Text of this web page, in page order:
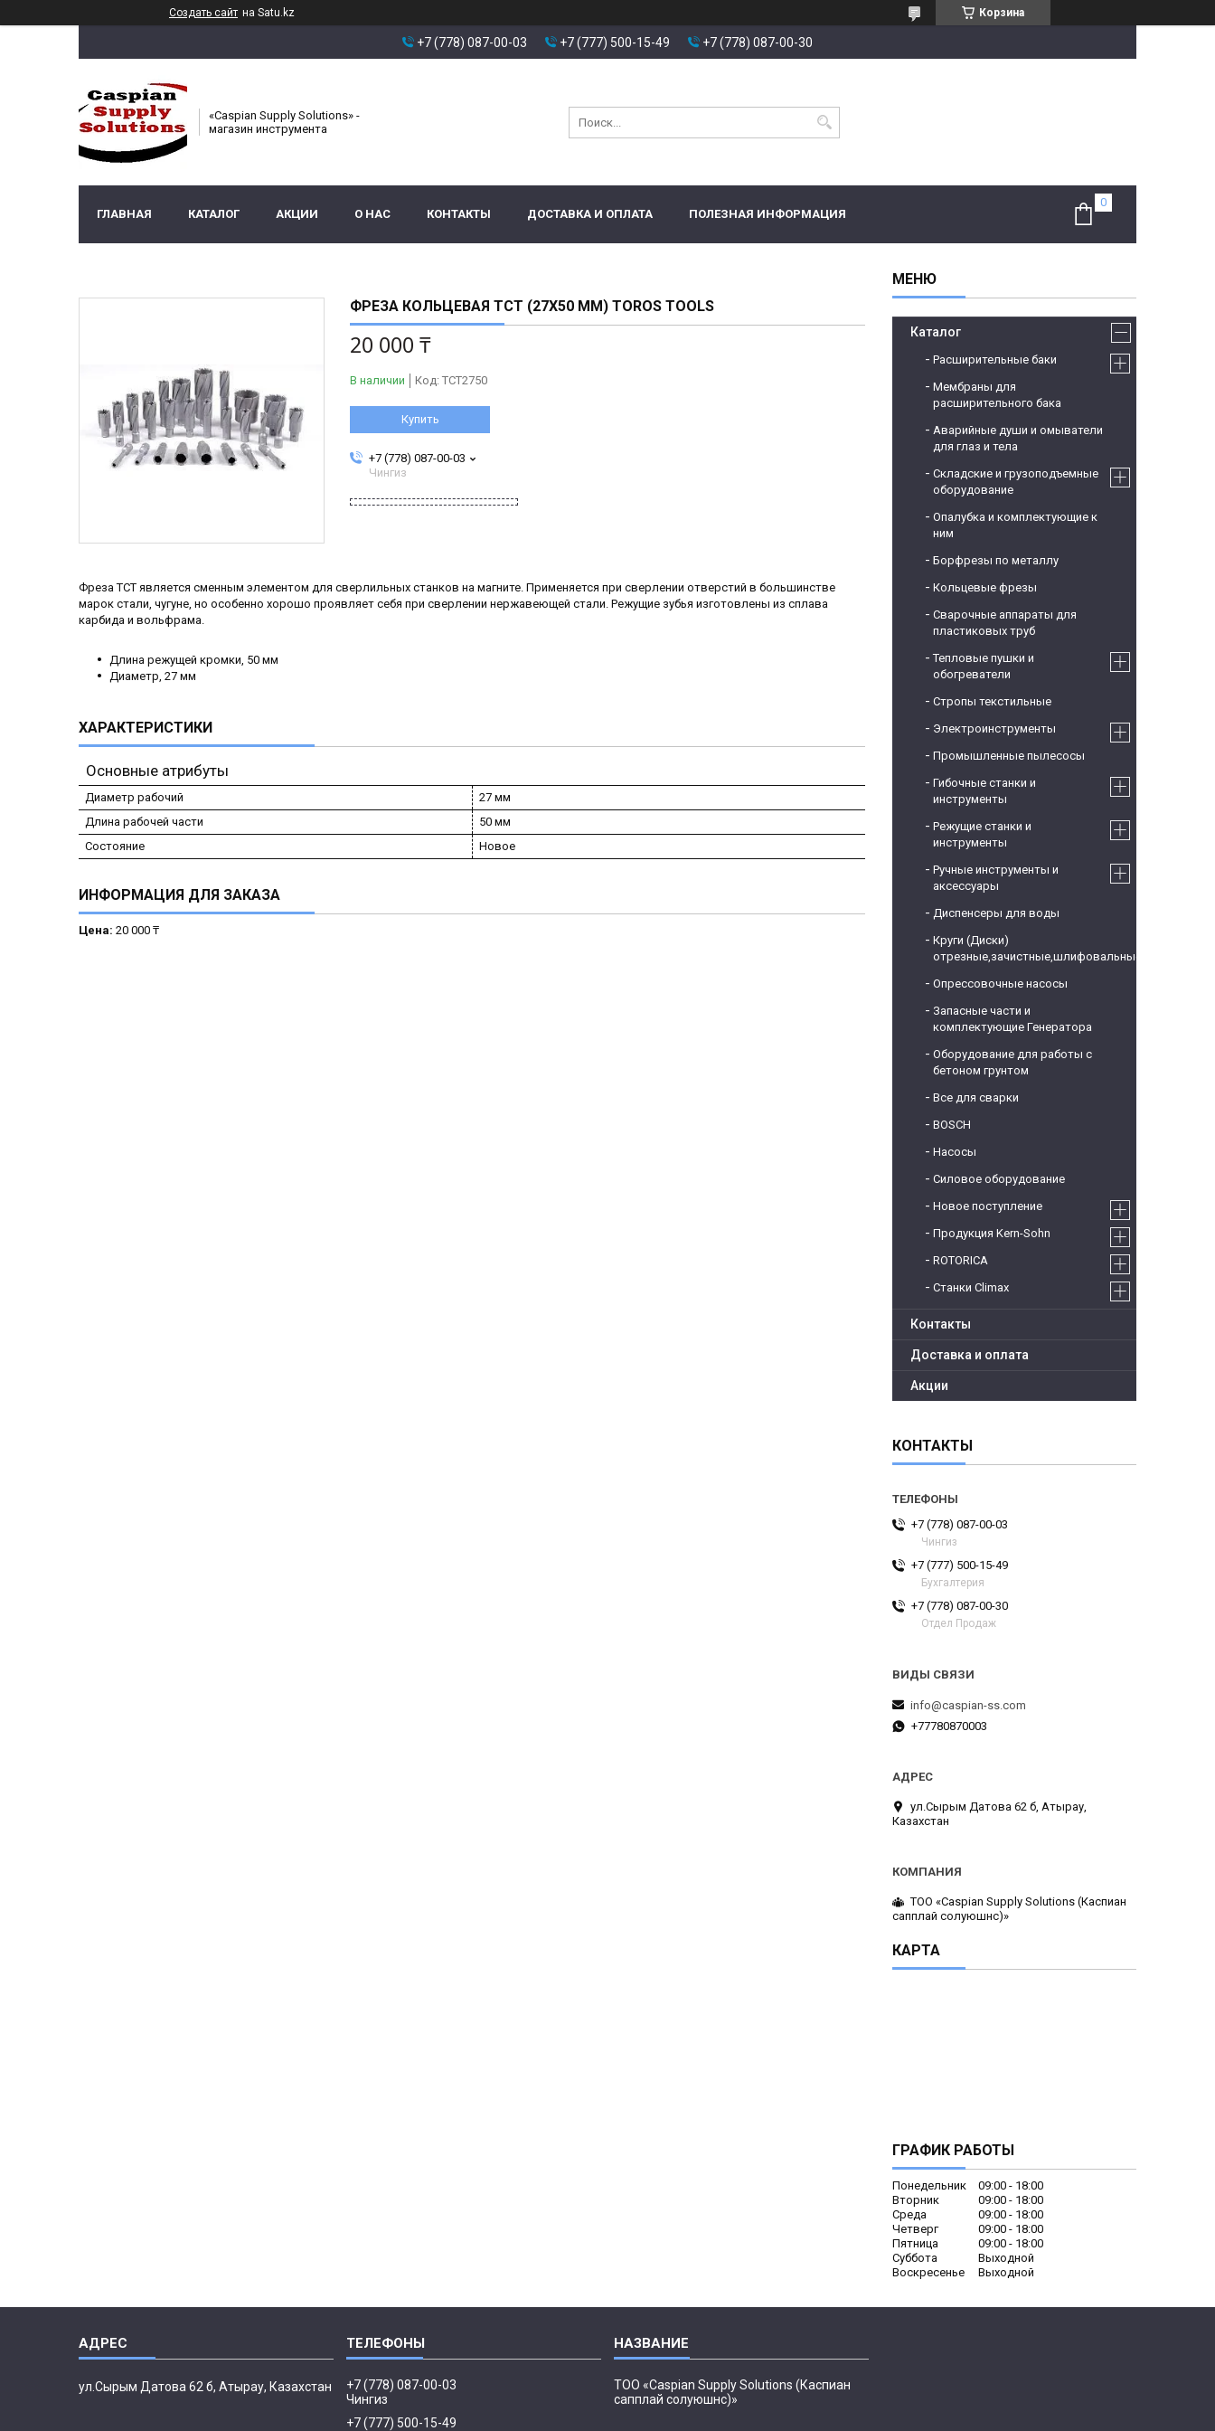
Создать сайт на Satu.kz Корзина
+7 (778) 087-00-03 +7 (777) 500-15-49 +7 (778) 087-00-30
«Caspian Supply Solutions» -
магазин инструмента
ГЛАВНАЯ КАТАЛОГ АКЦИИ О НАС КОНТАКТЫ ДОСТАВКА И ОПЛАТА ПОЛЕЗНАЯ ИНФОРМАЦИЯ
ФРЕЗА КОЛЬЦЕВАЯ TCT (27X50 ММ) TOROS TOOLS
20 000 ₸
В наличии Код: TCT2750
Купить
+7 (778) 087-00-03
Чингиз
Фреза TCT является сменным элементом для сверлильных станков на магните. Применяется при сверлении отверстий в большинстве
марок стали, чугуне, но особенно хорошо проявляет себя при сверлении нержавеющей стали. Режущие зубья изготовлены из сплава
карбида и вольфрама.
Длина режущей кромки, 50 мм
Диаметр, 27 мм
ХАРАКТЕРИСТИКИ
Основные атрибуты
Диаметр рабочий
27 мм
Длина рабочей части
50 мм
Состояние
Новое
ИНФОРМАЦИЯ ДЛЯ ЗАКАЗА
Цена: 20 000 ₸
Каталог
Расширительные баки
Мембраны для
расширительного бака
Аварийные души и омыватели
для глаз и тела
Складские и грузоподъемные
оборудование
Опалубка и комплектующие к
ним
Борфрезы по металлу
Кольцевые фрезы
Сварочные аппараты для
пластиковых труб
Тепловые пушки и
обогреватели
Стропы текстильные
Электроинструменты
Промышленные пылесосы
Гибочные станки и
инструменты
Режущие станки и
инструменты
Ручные инструменты и
аксессуары
Диспенсеры для воды
Круги (Диски)
отрезные,зачистные,шлифовальные
Опрессовочные насосы
Запасные части и
комплектующие Генератора
Оборудование для работы с
бетоном грунтом
Все для сварки
BOSCH
Насосы
Силовое оборудование
Новое поступление
Продукция Kern-Sohn
ROTORICA
Станки Climax
Контакты
Доставка и оплата
Акции
КОНТАКТЫ
+7 (778) 087-00-03
Чингиз
+7 (777) 500-15-49
Бухгалтерия
+7 (778) 087-00-30
Отдел Продаж
info@caspian-ss.com
+77780870003
ул.Сырым Датова 62 б, Атырау,
Казахстан
ТОО «Caspian Supply Solutions (Каспиан
сапплай солуюшнс)»
КАРТА
ГРАФИК РАБОТЫ
Понедельник 09:00
18:00
Вторник
09:00
18:00
Среда
09:00
18:00
Четверг
09:00
18:00
Пятница
09:00
18:00
Суббота
Выходной
Воскресенье
Выходной
ул.Сырым Датова 62 б, Атырау, Казахстан
+7 (778) 087-00-03
Чингиз
+7 (777) 500-15-49
ТОО «Caspian Supply Solutions (Каспиан
сапплай солуюшнс)»